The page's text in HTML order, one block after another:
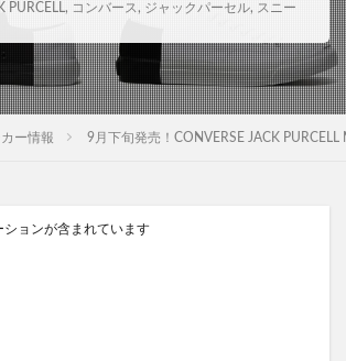
PURCELL , コンバース , ジャックパーセル, スニー
ー情報 9月下旬発売！CONVERSE JACK
ションが含まれています